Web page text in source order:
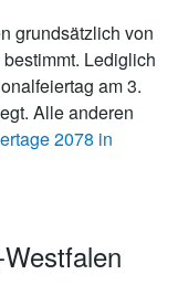
grundsätzlich von
Lediglich
am 3.
Alle anderen
2078 in